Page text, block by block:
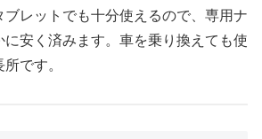
ブレットでも十分使えるので、専用ナ
に安く済みます。車を乗り換えても使
です。